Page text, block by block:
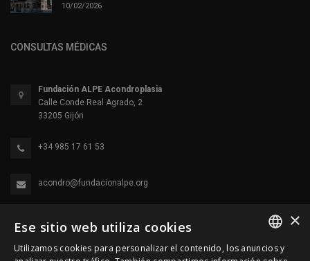
10/02/2026
CONSULTAS MÉDICAS
Fundación ALPE Acondroplasia
Calle Conde Real Agrado, 2
33205 Gijón
+34 985 17 61 53
acondro@fundacionalpe.org
SPANISH
×
Ese sitio web utiliza cookies
Utilizamos cookies para personalizar el contenido, los anuncios y